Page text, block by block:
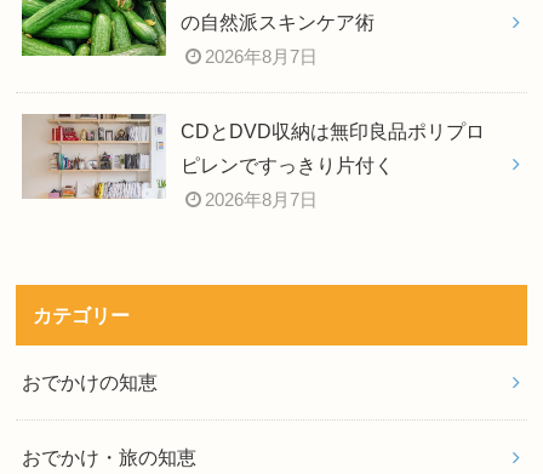
の自然派スキンケア術
2026年8月7日
CDとDVD収納は無印良品ポリプロ
ピレンですっきり片付く
2026年8月7日
カテゴリー
おでかけの知恵
おでかけ・旅の知恵